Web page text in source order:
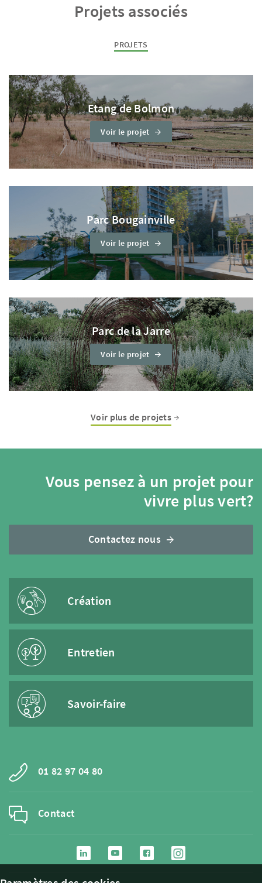
Projets associés
PROJETS
Etang de Bolmon
Voir le projet
Parc Bougainville
Voir le projet
Parc de la Jarre
Voir le projet
Voir plus de projets
Vous pensez à un projet pour
vivre plus vert?
Contactez nous
Création
Entretien
Savoir-faire
01 82 97 04 80
Contact